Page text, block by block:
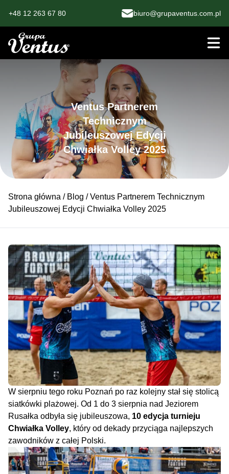
+48 12 263 67 80 biuro@grupaventus.com.pl
Ventus Partnerem
Technicznym
Jubileuszowej Edycji
Chwiałka Volley 2025
Strona główna / Blog / Ventus Partnerem Technicznym
Jubileuszowej Edycji Chwiałka Volley 2025
W sierpniu tego roku Poznań po raz kolejny stał się stolicą
siatkówki plażowej. Od 1 do 3 sierpnia nad Jeziorem
Rusałka odbyła się jubileuszowa, 10 edycja turnieju
Chwiałka Volley, który od dekady przyciąga najlepszych
zawodników z całej Polski.